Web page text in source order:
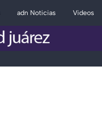
adn Noticias Videos